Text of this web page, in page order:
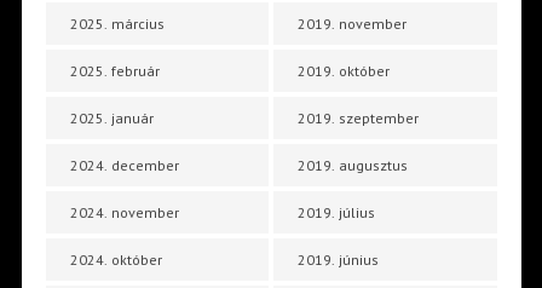
2025. március
2025. február
2025. január
2024. december
2024. november
2024. október
2019. november
2019. október
2019. szeptember
2019. augusztus
2019. július
2019. június